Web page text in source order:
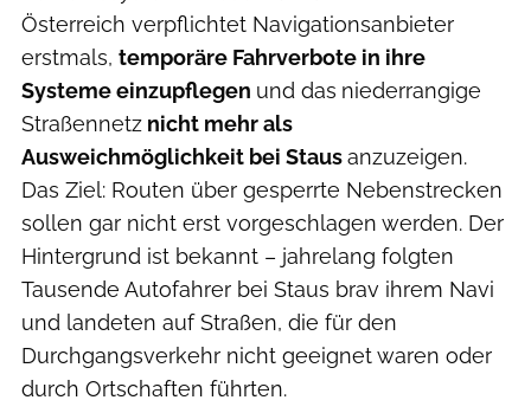
Österreich verpflichtet Navigationsanbieter
erstmals, temporäre Fahrverbote in ihre
Systeme einzupflegen und das niederrangige
Straßennetz nicht mehr als
Ausweichmöglichkeit bei Stausanzuzeigen.
Das Ziel: Routen über gesperrte Nebenstrecken
sollen gar nicht erst vorgeschlagen werden. Der
Hintergrund ist bekannt – jahrelang folgten
Tausende Autofahrer bei Staus brav ihrem Navi
und landeten auf Straßen, die für den
Durchgangsverkehr nicht geeignet waren oder
durch Ortschaften führten.